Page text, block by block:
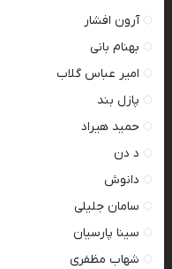
آرون افشار
بهنام بانی
امیر عباس گلاب
پازل بند
حمید هیراد
د دن
دانوش
سامان جلیلی
سینا پارسیان
شهاب مظفری